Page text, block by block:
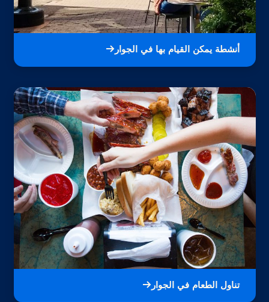
أنشطة يمكن القيام بها في الجوار
تناول الطعام في الجوار